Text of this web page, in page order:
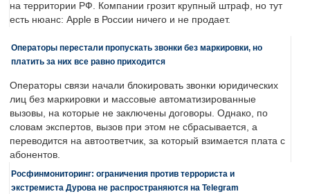
на территории РФ. Компании грозит крупный штраф, но тут
есть нюанс: Apple в России ничего и не продает.
Операторы перестали пропускать звонки без маркировки, но
платить за них все равно приходится
Операторы связи начали блокировать звонки юридических
лиц без маркировки и массовые автоматизированные
вызовы, на которые не заключены договоры. Однако, по
словам экспертов, вызов при этом не сбрасывается, а
переводится на автоответчик, за который взимается плата с
абонентов.
Росфинмониторинг: ограничения против террориста и
экстремиста Дурова не распространяются на Telegram